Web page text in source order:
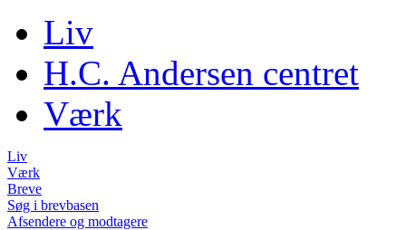
Liv
H.C. Andersen centret
Værk
Liv
Værk
Breve
Søg i brevbasen
Afsendere og modtagere